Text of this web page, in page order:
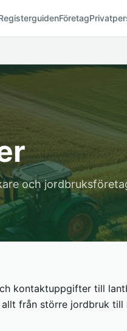
Företag
och
kontaktuppgifter till
från större jordbruk till